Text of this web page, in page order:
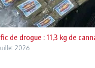
de drogue : 11,3 kg de
2026